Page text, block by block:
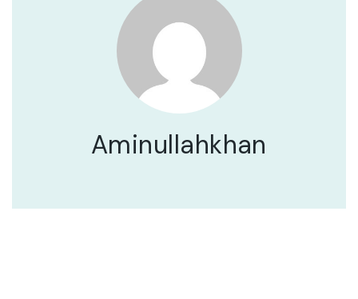
Aminullahkhan